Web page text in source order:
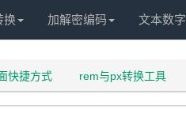
换 加解密编码 文本数字
快捷方式 rem与px转换工具